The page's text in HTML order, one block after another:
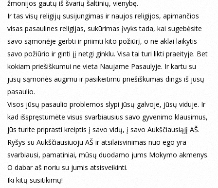
žmonijos gautų iš švarių šaltinių, vienybę.
Ir tas visų religijų susijungimas ir naujos religijos, apimančios
visas pasaulines religijas, sukūrimas įvyks tada, kai sugebėsite
savo sąmonėje gerbti ir priimti kito požiūrį, o ne aklai laikytis
savo požiūrio ir ginti jį netgi ginklu. Visa tai turi likti praeityje. Bet
kokiam priešiškumui ne vieta Naujame Pasaulyje. Ir kartu su
jūsų sąmonės augimu ir pasikeitimu priešiškumas dings iš jūsų
pasaulio.
Visos jūsų pasaulio problemos slypi jūsų galvoje, jūsų viduje. Ir
kad išspręstumėte visus svarbiausius savo gyvenimo klausimus,
jūs turite priprasti kreiptis į savo vidų, į savo Aukščiausiąjį AŠ.
Ryšys su Aukščiausiuoju AŠ ir atsilaisvinimas nuo ego yra
svarbiausi, pamatiniai, mūsų duodamo jums Mokymo akmenys.
O dabar aš noriu su jumis atsisveikinti.
Iki kitų susitikimų!